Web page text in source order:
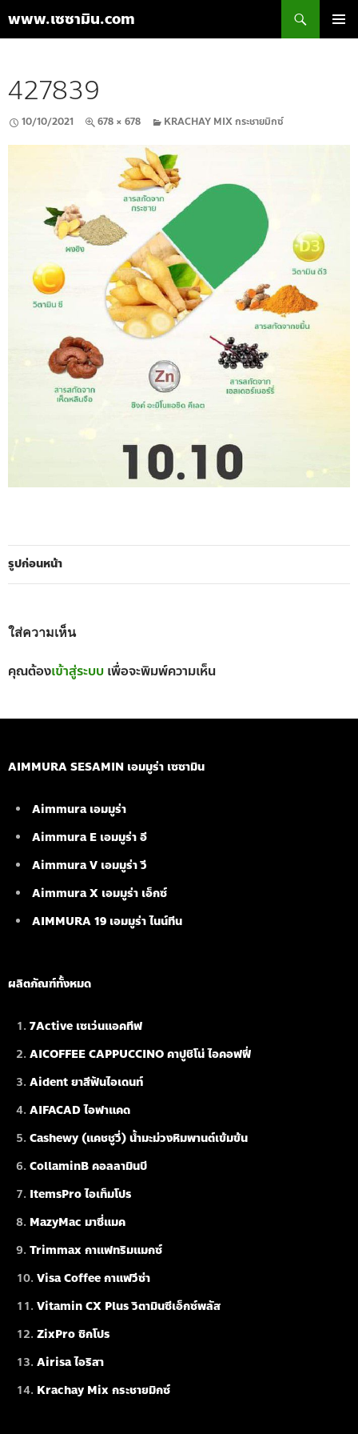
www.เซซามิน.com
เนื้อหา
427839
10/10/2021 678 × 678 KRACHAY MIX กระชายมิกซ์
รูปก่อนหน้า
ใส่ความเห็น
คุณต้องเข้าสู่ระบบ เพื่อจะพิมพ์ความเห็น
AIMMURA SESAMIN เอมมูร่า เซซามิน
Aimmura เอมมูร่า
Aimmura E เอมมูร่า อี
Aimmura V เอมมูร่า วี
Aimmura X เอมมูร่า เอ็กซ์
AIMMURA 19 เอมมูร่า ไนน์ทีน
ผลิตภัณฑ์ทั้งหมด
7Active เซเว่นแอคทีฟ
AICOFFEE CAPPUCCINO คาปูชิโน่ ไอคอฟฟี่
Aident ยาสีฟันไอเดนท์
AIFACAD ไอฟาแคด
Cashewy (แคชชูวี่) น้ำมะม่วงหิมพานต์เข้มข้น
CollaminB คอลลามินบี
ItemsPro ไอเท็มโปร
MazyMac มาซี่แมค
Trimmax กาแฟทริมแมกซ์
Visa Coffee กาแฟวีซ่า
Vitamin CX Plus วิตามินซีเอ็กซ์พลัส
ZixPro ซิกโปร
Airisa ไอริสา
Krachay Mix กระชายมิกซ์